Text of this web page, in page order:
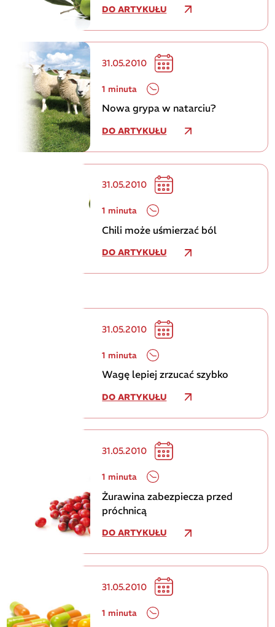
DO ARTYKUŁU
31.05.2010
1 minuta
Nowa grypa w natarciu?
DO ARTYKUŁU
31.05.2010
1 minuta
Chili może uśmierzać ból
DO ARTYKUŁU
31.05.2010
1 minuta
Wagę lepiej zrzucać szybko
DO ARTYKUŁU
31.05.2010
1 minuta
Żurawina zabezpiecza przed
próchnicą
DO ARTYKUŁU
31.05.2010
1 minuta